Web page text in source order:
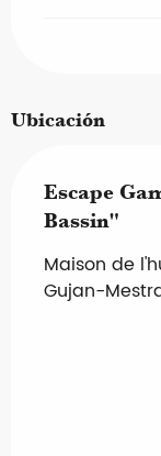
Ubicación
Escape
Bassin"
Maison de
Gujan-